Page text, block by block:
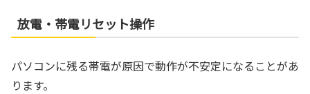
放電・帯電リセット操作
パソコンに残る帯電が原因で動作が不安定になることがあ
ります。